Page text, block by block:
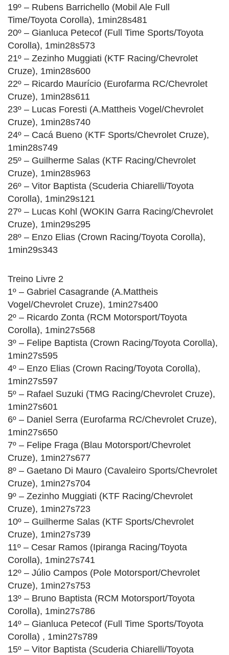
19º – Rubens Barrichello (Mobil Ale Full
Time/Toyota Corolla), 1min28s481
20º – Gianluca Petecof (Full Time Sports/Toyota
Corolla), 1min28s573
21º – Zezinho Muggiati (KTF Racing/Chevrolet
Cruze), 1min28s600
22º – Ricardo Maurício (Eurofarma RC/Chevrolet
Cruze), 1min28s611
23º – Lucas Foresti (A.Mattheis Vogel/Chevrolet
Cruze), 1min28s740
24º – Cacá Bueno (KTF Sports/Chevrolet Cruze),
1min28s749
25º – Guilherme Salas (KTF Racing/Chevrolet
Cruze), 1min28s963
26º – Vitor Baptista (Scuderia Chiarelli/Toyota
Corolla), 1min29s121
27º – Lucas Kohl (WOKIN Garra Racing/Chevrolet
Cruze), 1min29s295
28º – Enzo Elias (Crown Racing/Toyota Corolla),
1min29s343
Treino Livre 2
1º – Gabriel Casagrande (A.Mattheis
Vogel/Chevrolet Cruze), 1min27s400
2º – Ricardo Zonta (RCM Motorsport/Toyota
Corolla), 1min27s568
3º – Felipe Baptista (Crown Racing/Toyota Corolla),
1min27s595
4º – Enzo Elias (Crown Racing/Toyota Corolla),
1min27s597
5º – Rafael Suzuki (TMG Racing/Chevrolet Cruze),
1min27s601
6º – Daniel Serra (Eurofarma RC/Chevrolet Cruze),
1min27s650
7º – Felipe Fraga (Blau Motorsport/Chevrolet
Cruze), 1min27s677
8º – Gaetano Di Mauro (Cavaleiro Sports/Chevrolet
Cruze), 1min27s704
9º – Zezinho Muggiati (KTF Racing/Chevrolet
Cruze), 1min27s723
10º – Guilherme Salas (KTF Sports/Chevrolet
Cruze), 1min27s739
11º – Cesar Ramos (Ipiranga Racing/Toyota
Corolla), 1min27s741
12º – Júlio Campos (Pole Motorsport/Chevrolet
Cruze), 1min27s753
13º – Bruno Baptista (RCM Motorsport/Toyota
Corolla), 1min27s786
14º – Gianluca Petecof (Full Time Sports/Toyota
Corolla) , 1min27s789
15º – Vitor Baptista (Scuderia Chiarelli/Toyota